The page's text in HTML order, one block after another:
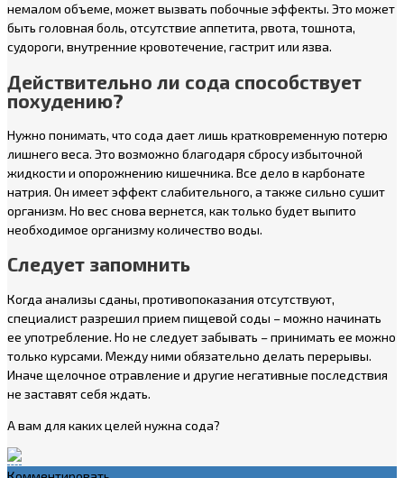
немалом объеме, может вызвать побочные эффекты. Это может
быть головная боль, отсутствие аппетита, рвота, тошнота,
судороги, внутренние кровотечение, гастрит или язва.
Действительно ли сода способствует
похудению?
Нужно понимать, что сода дает лишь кратковременную потерю
лишнего веса. Это возможно благодаря сбросу избыточной
жидкости и опорожнению кишечника. Все дело в карбонате
натрия. Он имеет эффект слабительного, а также сильно сушит
организм. Но вес снова вернется, как только будет выпито
необходимое организму количество воды.
Следует запомнить
Когда анализы сданы, противопоказания отсутствуют,
специалист разрешил прием пищевой соды – можно начинать
ее употребление. Но не следует забывать – принимать ее можно
только курсами. Между ними обязательно делать перерывы.
Иначе щелочное отравление и другие негативные последствия
не заставят себя ждать.
А вам для каких целей нужна сода?